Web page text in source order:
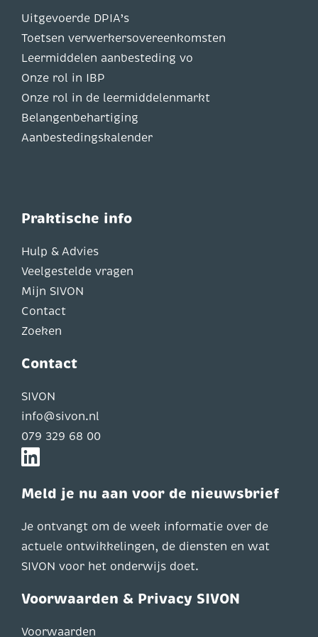
Uitgevoerde DPIA’s
Toetsen verwerkersovereenkomsten
Leermiddelen aanbesteding vo
Onze rol in IBP
Onze rol in de leermiddelenmarkt
Belangenbehartiging
Aanbestedingskalender
Praktische info
Hulp & Advies
Veelgestelde vragen
Mijn SIVON
Contact
Zoeken
Contact
SIVON
info@sivon.nl
079 329 68 00
Meld je nu aan voor de nieuwsbrief
Je ontvangt om de week informatie over de
actuele ontwikkelingen, de diensten en wat
SIVON voor het onderwijs doet.
Voorwaarden & Privacy SIVON
Voorwaarden